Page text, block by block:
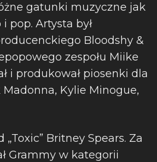
gatunki muzyczne jak
pop. Artysta był
Bloodshy &
zespołu Miike
i produkował piosenki dla
Kylie Minogue,
„Toxic” Britney Spears. Za
Grammy w kategorii